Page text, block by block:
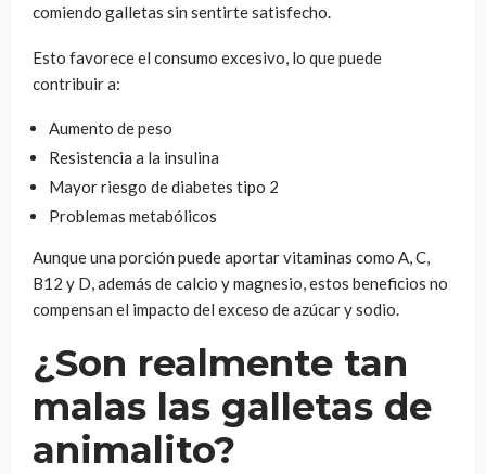
comiendo galletas sin sentirte satisfecho.
Esto favorece el consumo excesivo, lo que puede
contribuir a:
Aumento de peso
Resistencia a la insulina
Mayor riesgo de diabetes tipo 2
Problemas metabólicos
Aunque una porción puede aportar vitaminas como A, C,
B12 y D, además de calcio y magnesio, estos beneficios no
compensan el impacto del exceso de azúcar y sodio.
¿Son realmente tan
malas las galletas de
animalito?